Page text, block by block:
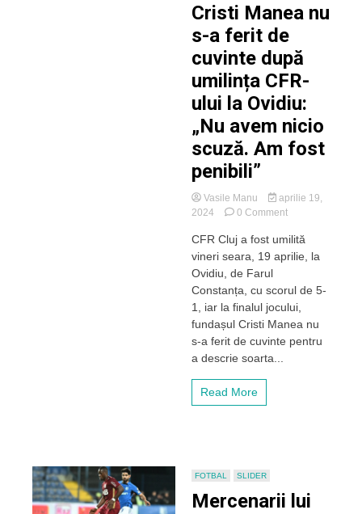
Cristi Manea nu
s-a ferit de
cuvinte după
umilința CFR-
ului la Ovidiu:
„Nu avem nicio
scuză. Am fost
penibili”
Vasile Manu
aprilie 19,
2024
0 Commenton
Manea
nu
de
cuvinte
după
fost
CFR Cluj a fost umilită
vineri seara, 19 aprilie, la
Ovidiu, de Farul
Constanța, cu scorul de 5-
1, iar la finalul jocului,
fundașul Cristi Manea nu
s-a ferit de cuvinte pentru
a descrie soarta...
Read More
FOTBAL SLIDER
Mercenarii lui